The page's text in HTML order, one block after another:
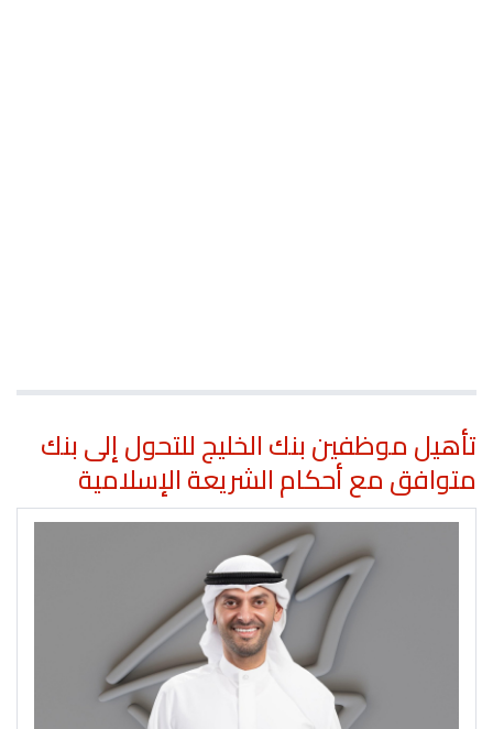
تأهيل موظفين بنك الخليج للتحول إلى بنك
متوافق مع أحكام الشريعة الإسلامية